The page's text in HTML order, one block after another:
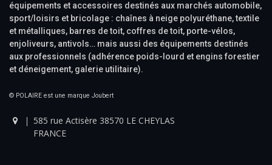
équipements et accessoires destinés aux marchés automobile,
sport/loisirs et bricolage : chaînes à neige polyuréthane, textile
et métalliques, barres de toit, coffres de toit, porte-vélos,
enjoliveurs, antivols… mais aussi des équipements destinés
aux professionnels (adhérence poids-lourd et engins forestier
et déneigement, galerie utilitaire).
© POLAIRE est une marque Joubert
585 rue Actisère 38570 LE CHEYLAS
FRANCE